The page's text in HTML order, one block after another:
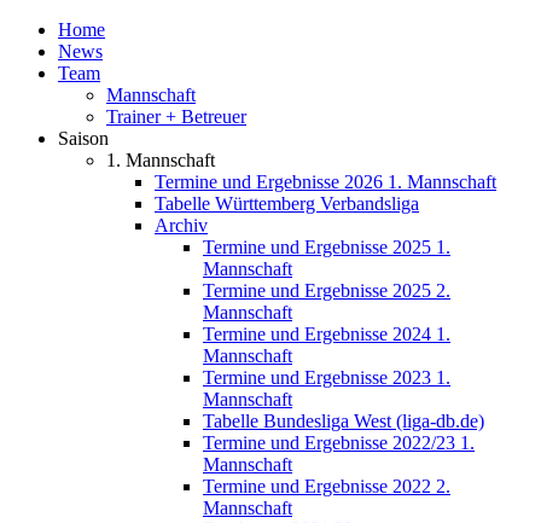
Home
News
Team
Mannschaft
Trainer + Betreuer
Saison
1. Mannschaft
Termine und Ergebnisse 2026 1. Mannschaft
Tabelle Württemberg Verbandsliga
Archiv
Termine und Ergebnisse 2025 1.
Mannschaft
Termine und Ergebnisse 2025 2.
Mannschaft
Termine und Ergebnisse 2024 1.
Mannschaft
Termine und Ergebnisse 2023 1.
Mannschaft
Tabelle Bundesliga West (liga-db.de)
Termine und Ergebnisse 2022/23 1.
Mannschaft
Termine und Ergebnisse 2022 2.
Mannschaft